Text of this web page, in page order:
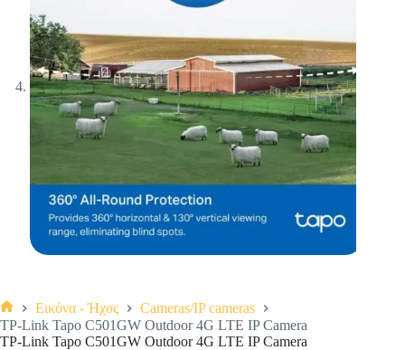
Αρχική
σελίδα
Εικόνα - Ήχος
Cameras/IP cameras
TP-Link Tapo C501GW Outdoor 4G LTE IP Camera
TP-Link Tapo C501GW Outdoor 4G LTE IP Camera